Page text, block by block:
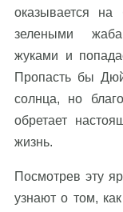
оказывается на
зелеными
жуками и
Пропасть бы
солнца, но
обретает
жизнь.
Посмотрев эту
узнают о том,